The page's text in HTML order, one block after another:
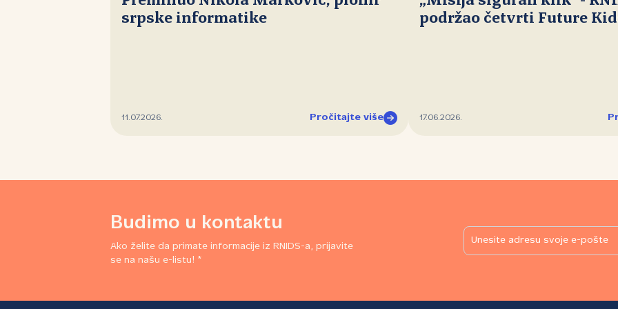
srpske informatike
11.07.2026. Pročitajte više
podržao četvrti Future
17.06.2026.
Budimo u kontaktu
Ako želite da primate informacije iz RNIDS-a, prijavite
se na našu e-listu! *